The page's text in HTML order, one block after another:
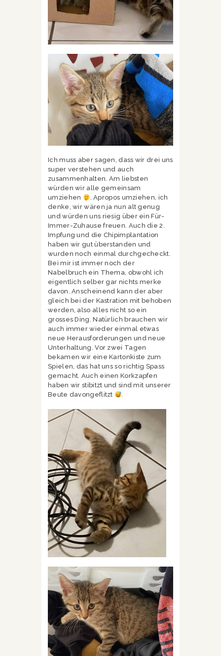
Ich muss aber sagen, dass wir drei uns
super verstehen und auch
zusammenhalten. Am liebsten
würden wir alle gemeinsam
umziehen
. Apropos umziehen, ich
denke, wir wären ja nun alt genug
und würden uns riesig über ein Für-
Immer-Zuhause freuen. Auch die 2.
Impfung und die Chipimplantation
haben wir gut überstanden und
wurden noch einmal durchgecheckt.
Bei mir ist immer noch der
Nabelbruch ein Thema, obwohl ich
eigentlich selber gar nichts merke
davon. Anscheinend kann der aber
gleich bei der Kastration mit behoben
werden, also alles nicht so ein
grosses Ding. Natürlich brauchen wir
auch immer wieder einmal etwas
neue Herausforderungen und neue
Unterhaltung. Vor zwei Tagen
bekamen wir eine Kartonkiste zum
Spielen, das hat uns so richtig Spass
gemacht. Auch einen Korkzapfen
haben wir stibitzt und sind mit unserer
Beute davongeflitzt
.